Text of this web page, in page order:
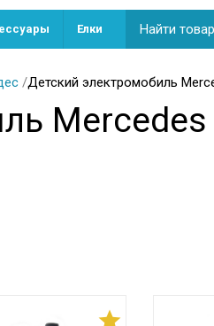
Елки
/Детский электромобиль
Mercedes
